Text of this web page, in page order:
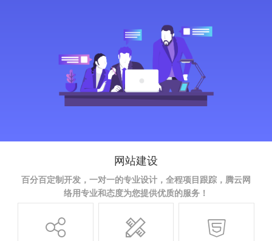
网站建设
百分百定制开发，一对一的专业设计，全程项目跟踪，腾云网
络用专业和态度为您提供优质的服务！
  